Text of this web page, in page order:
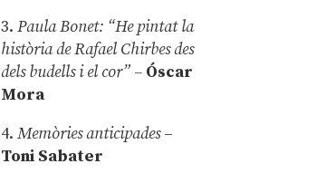
3.Paula Bonet: “He pintat la
història de Rafael Chirbes des
dels budells i el cor” – Óscar
Mora
4.Memòries anticipades–
Toni Sabater